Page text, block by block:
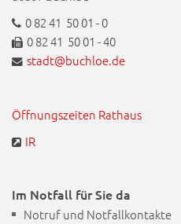
0 82 41 50 01 - 0
0 82 41 50 01 - 40
stadt@buchloe.de
Öffnungszeiten Rathaus
IR
Im Notfall für Sie da
Notruf und Notfallkontakte